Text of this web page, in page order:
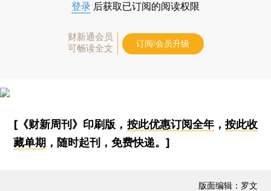
登录 后获取已订阅的阅读权限
财新通会员
可畅读全文
订阅/会员升级
[《财新周刊》印刷版， 按此优惠订阅全年， 按此收
藏单期 ，随时起刊，免费快递。]
版面编辑：罗文